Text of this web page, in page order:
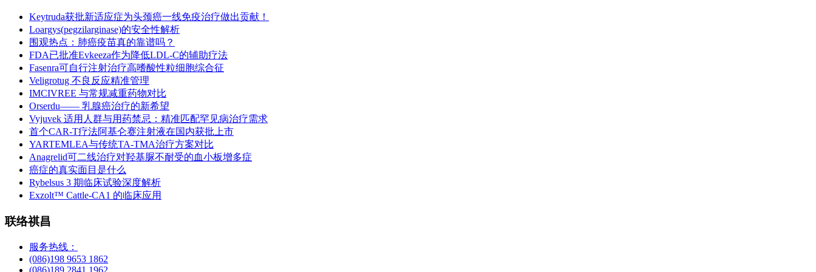
Keytruda获批新适应症为头颈癌一线免疫治疗做出贡献！
Loargys(pegzilarginase)的安全性解析
围观热点：肺癌疫苗真的靠谱吗？
FDA已批准Evkeeza作为降低LDL-C的辅助疗法
Fasenra可自行注射治疗高嗜酸性粒细胞综合征
Veligrotug 不良反应精准管理
IMCIVREE 与常规减重药物对比
Orserdu—— 乳腺癌治疗的新希望
Vyjuvek 适用人群与用药禁忌：精准匹配罕见病治疗需求
首个CAR-T疗法阿基仑赛注射液在国内获批上市
YARTEMLEA与传统TA-TMA治疗方案对比
Anagrelid可二线治疗对羟基脲不耐受的血小板增多症
癌症的真实面目是什么
Rybelsus 3 期临床试验深度解析
Exzolt™ Cattle-CA1 的临床应用
联络祺昌
服务热线：
(086)198 9653 1862
(086)189 2841 1962